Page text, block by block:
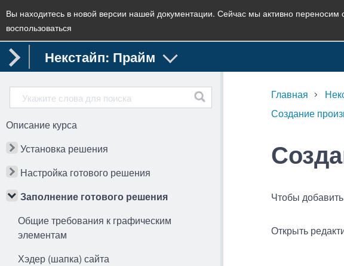
Вы находитесь в новой версии нашей документации. Сейчас мы активно
воспользоваться
Некстайп: Прайм
Описание курса
Установка решения
Настройка готового решения
Заполнение готового решения
Общие требования к графическим
элементам
Хэдер (шапка) сайта
Главная
Создание
Чтобы
Открыть